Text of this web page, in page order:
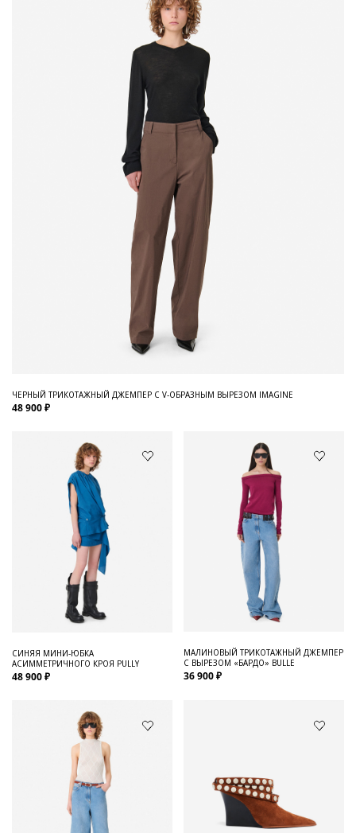
ЧЕРНЫЙ ТРИКОТАЖНЫЙ ДЖЕМПЕР С V-ОБРАЗНЫМ ВЫРЕЗОМ IMAGINE
48 900 ₽
СИНЯЯ МИНИ-ЮБКА
АСИММЕТРИЧНОГО КРОЯ PULLY
48 900 ₽
МАЛИНОВЫЙ ТРИКОТАЖНЫЙ ДЖЕМПЕР
С ВЫРЕЗОМ «БАРДО» BULLE
36 900 ₽